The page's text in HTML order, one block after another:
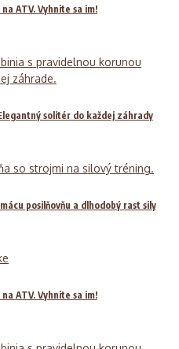
ATV. Vyhnite sa im!
solitér do každej záhrady
posilňovňu a dlhodobý rast sily
ATV. Vyhnite sa im!